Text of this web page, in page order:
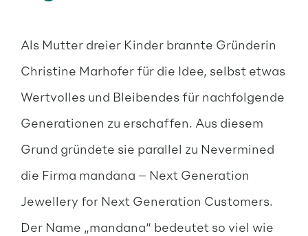
Als Mutter dreier Kinder brannte Gründerin
Christine Marhofer für die Idee, selbst etwas
Wertvolles und Bleibendes für nachfolgende
Generationen zu erschaffen. Aus diesem
Grund gründete sie parallel zu Nevermined
die Firma mandana – Next Generation
Jewellery for Next Generation Customers.
Der Name „mandana“ bedeutet so viel wie